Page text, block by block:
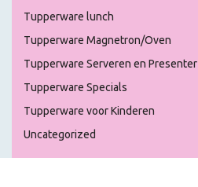
Tupperware lunch
Tupperware Magnetron/Oven
Tupperware Serveren en Presenter
Tupperware Specials
Tupperware voor Kinderen
Uncategorized